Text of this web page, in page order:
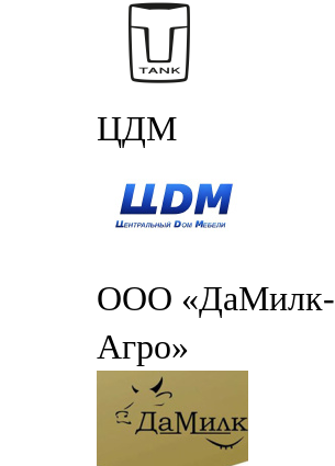
ЦДМ
ООО «ДаМилк-
Агро»